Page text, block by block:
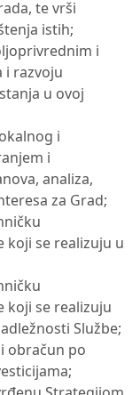
te vrši
istih;
i
i razvoju
u ovoj
i
i
analiza,
za Grad;
koji se realizuju u
koji se realizuju
Službe;
obračun po